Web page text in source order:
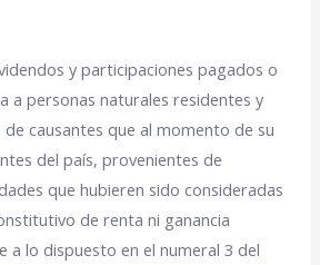
y participaciones pagados o
a personas naturales residentes y
de causantes que al momento de su
del país, provenientes de
que hubieren sido consideradas
de renta ni ganancia
a lo dispuesto en el numeral 3 del